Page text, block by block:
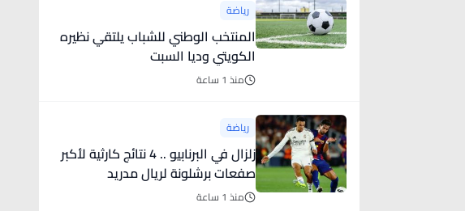
رياضة
المنتخب الوطني للشباب يلتقي نظيره
الكويتي وديا السبت
منذ 1 ساعة
رياضة
زلزال في البرنابيو .. 4 نتائج كارثية لأكبر
صفعات برشلونة لريال مدريد
منذ 1 ساعة